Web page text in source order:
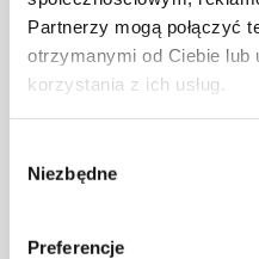
Partnerzy mogą połączyć
otrzymanymi od Ciebie lub
korzystania z ich usług.
zgody
Niezbędne
Preferencje